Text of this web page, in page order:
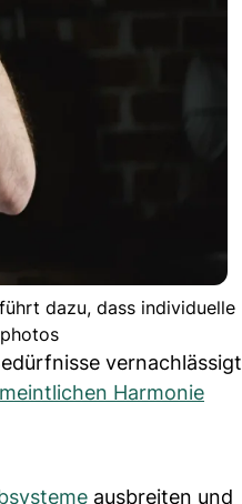
dazu, dass individuelle
vernachlässigt
Harmonie
ausbreiten und